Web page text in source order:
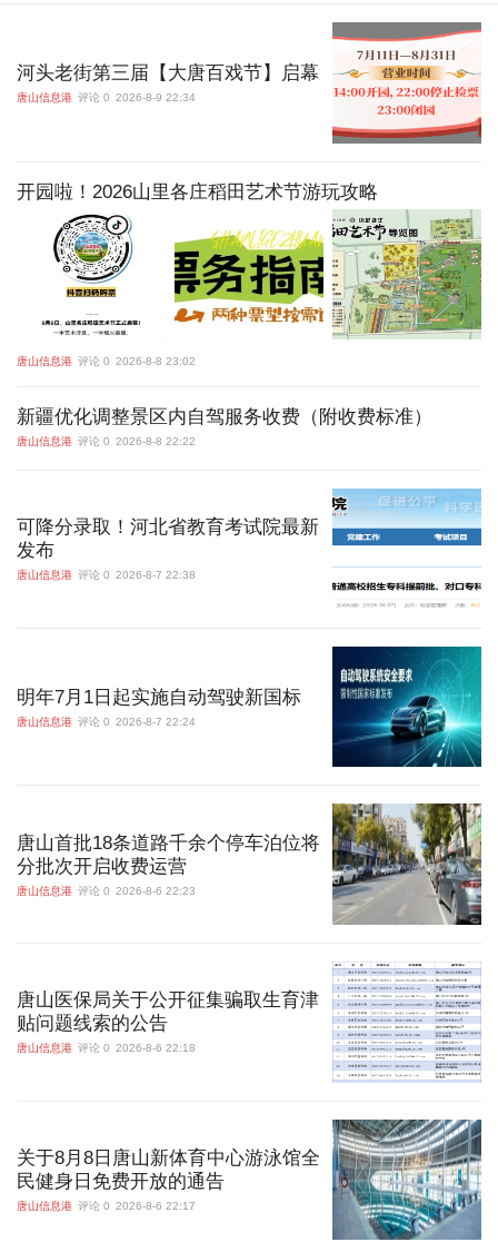
河头老街第三届【大唐百戏节】启幕
唐山信息港 评论 0 2026-8-9 22:34
开园啦！2026山里各庄稻田艺术节游玩攻略
唐山信息港 评论 0 2026-8-8 23:02
新疆优化调整景区内自驾服务收费（附收费标准）
唐山信息港 评论 0 2026-8-8 22:22
可降分录取！河北省教育考试院最新
发布
唐山信息港 评论 0 2026-8-7 22:38
明年7月1日起实施自动驾驶新国标
唐山信息港 评论 0 2026-8-7 22:24
唐山首批18条道路千余个停车泊位将
分批次开启收费运营
唐山信息港 评论 0 2026-8-6 22:23
唐山医保局关于公开征集骗取生育津
贴问题线索的公告
唐山信息港 评论 0 2026-8-6 22:18
关于8月8日唐山新体育中心游泳馆全
民健身日免费开放的通告
唐山信息港 评论 0 2026-8-6 22:17